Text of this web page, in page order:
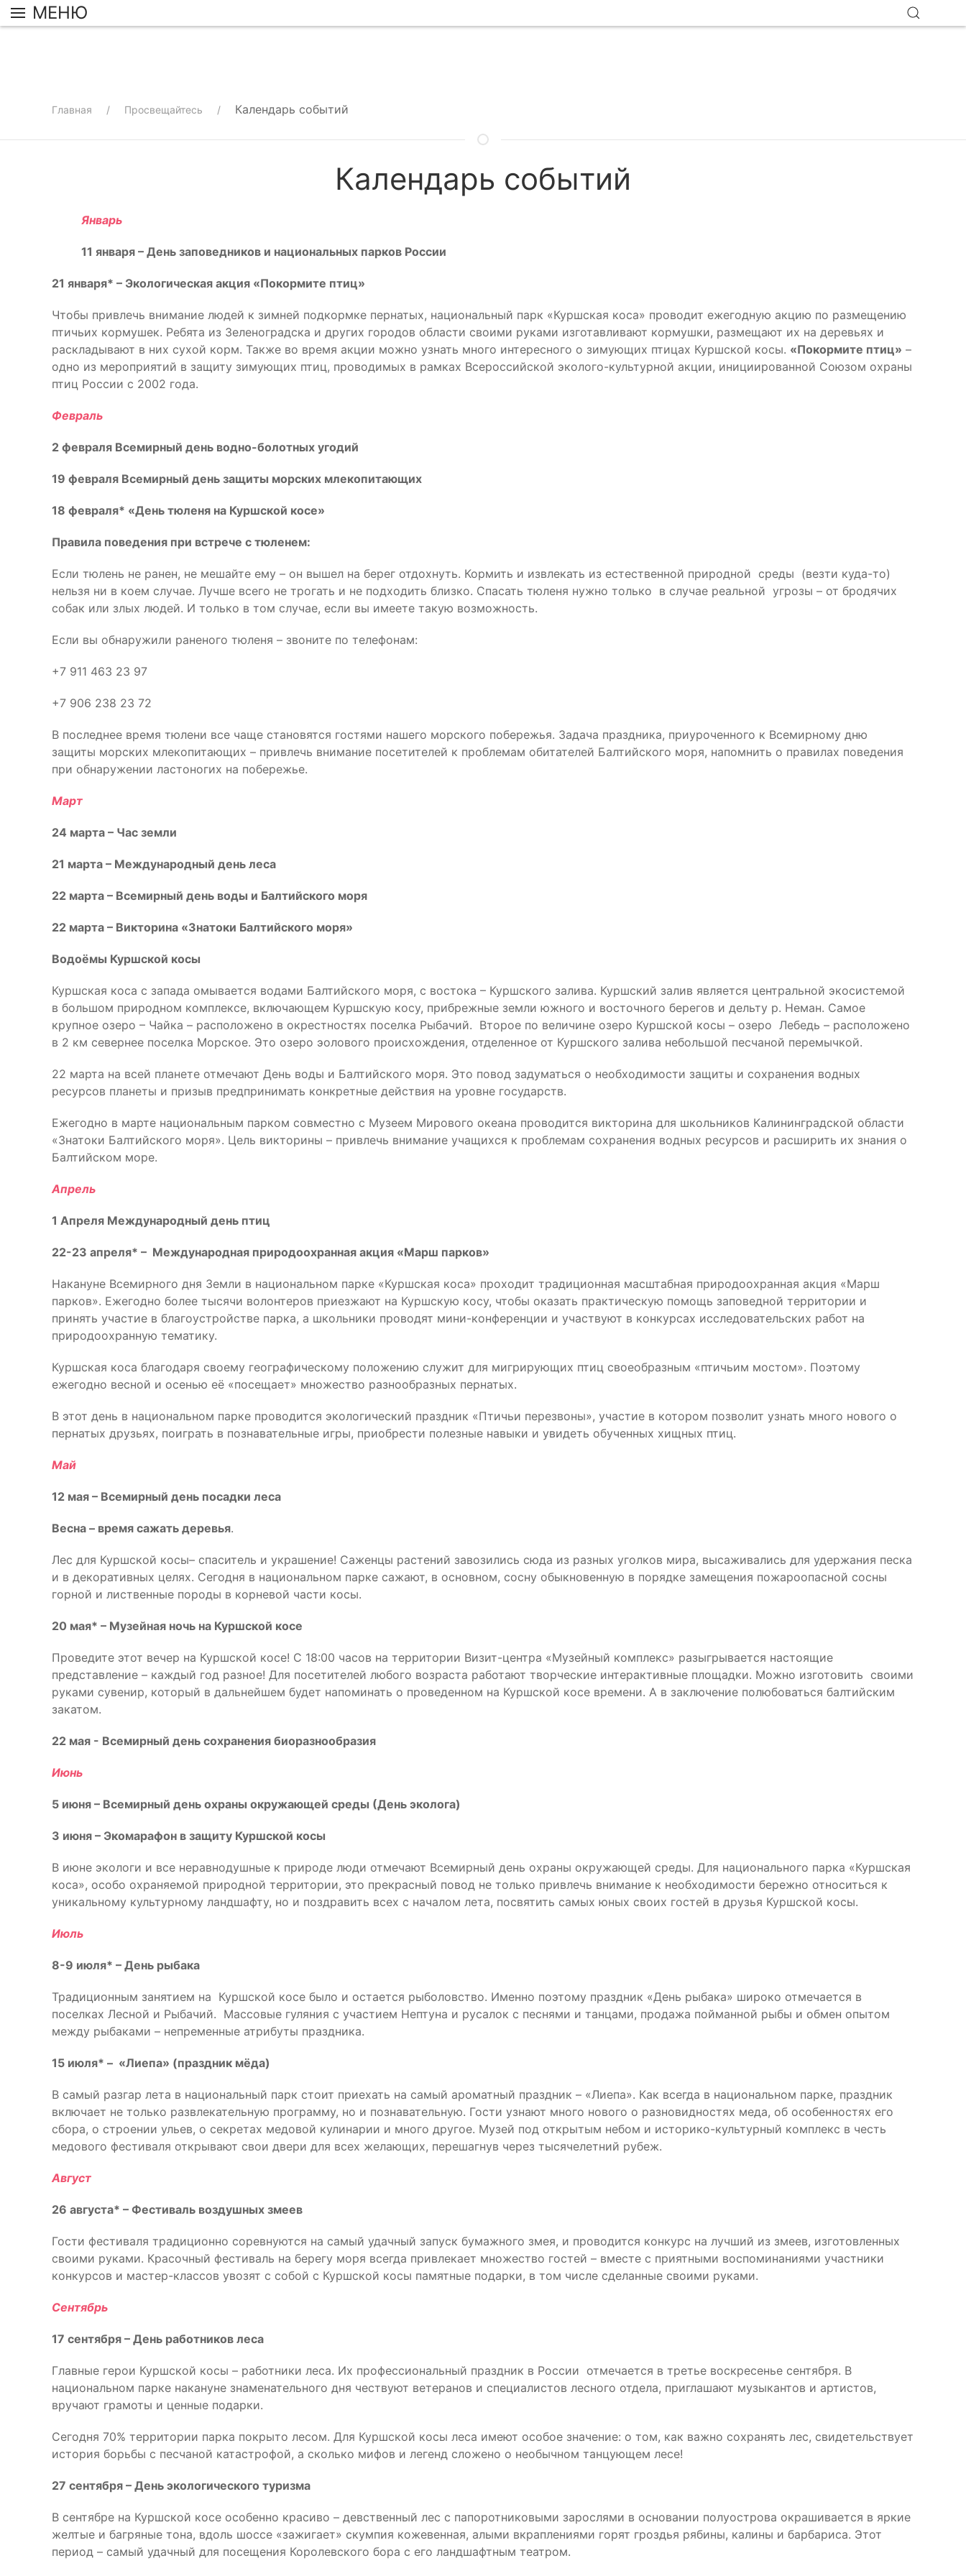
МЕНЮ
Главная Просвещайтесь Календарь событий
Календарь событий
Январь
11 января – День заповедников и национальных парков России
21 января* – Экологическая акция «Покормите птиц»
Чтобы привлечь внимание людей к зимней подкормке пернатых, национальный парк «Куршская коса» проводит ежегодную акцию по размещению
птичьих кормушек. Ребята из Зеленоградска и других городов области своими руками изготавливают кормушки, размещают их на деревьях и
раскладывают в них сухой корм. Также во время акции можно узнать много интересного о зимующих птицах Куршской косы. «Покормите птиц» –
одно из мероприятий в защиту зимующих птиц, проводимых в рамках Всероссийской эколого-культурной акции, инициированной Союзом охраны
птиц России с 2002 года.
Февраль
2 февраля Всемирный день водно-болотных угодий
19 февраля Всемирный день защиты морских млекопитающих
18 февраля* «День тюленя на Куршской косе»
Правила поведения при встрече с тюленем:
Если тюлень не ранен, не мешайте ему – он вышел на берег отдохнуть. Кормить и извлекать из естественной природной среды (везти куда-то)
нельзя ни в коем случае. Лучше всего не трогать и не подходить близко. Спасать тюленя нужно только в случае реальной угрозы – от бродячих
собак или злых людей. И только в том случае, если вы имеете такую возможность.
Если вы обнаружили раненого тюленя – звоните по телефонам:
+7 911 463 23 97
+7 906 238 23 72
В последнее время тюлени все чаще становятся гостями нашего морского побережья. Задача праздника, приуроченного к Всемирному дню
защиты морских млекопитающих – привлечь внимание посетителей к проблемам обитателей Балтийского моря, напомнить о правилах поведения
при обнаружении ластоногих на побережье.
Март
24 марта – Час земли
21 марта – Международный день леса
22 марта – Всемирный день воды и Балтийского моря
22 марта – Викторина «Знатоки Балтийского моря»
Водоёмы Куршской косы
Куршская коса с запада омывается водами Балтийского моря, с востока – Куршского залива. Куршский залив является центральной экосистемой
в большом природном комплексе, включающем Куршскую косу, прибрежные земли южного и восточного берегов и дельту р. Неман. Самое
крупное озеро – Чайка – расположено в окрестностях поселка Рыбачий. Второе по величине озеро Куршской косы – озеро Лебедь – расположено
в 2 км севернее поселка Морское. Это озеро эолового происхождения, отделенное от Куршского залива небольшой песчаной перемычкой.
22 марта на всей планете отмечают День воды и Балтийского моря. Это повод задуматься о необходимости защиты и сохранения водных
ресурсов планеты и призыв предпринимать конкретные действия на уровне государств.
Ежегодно в марте национальным парком совместно с Музеем Мирового океана проводится викторина для школьников Калининградской области
«Знатоки Балтийского моря». Цель викторины – привлечь внимание учащихся к проблемам сохранения водных ресурсов и расширить их знания о
Балтийском море.
Апрель
1 Апреля Международный день птиц
22-23 апреля* – Международная природоохранная акция «Марш парков»
Накануне Всемирного дня Земли в национальном парке «Куршская коса» проходит традиционная масштабная природоохранная акция «Марш
парков». Ежегодно более тысячи волонтеров приезжают на Куршскую косу, чтобы оказать практическую помощь заповедной территории и
принять участие в благоустройстве парка, а школьники проводят мини-конференции и участвуют в конкурсах исследовательских работ на
природоохранную тематику.
Куршская коса благодаря своему географическому положению служит для мигрирующих птиц своеобразным «птичьим мостом». Поэтому
ежегодно весной и осенью её «посещает» множество разнообразных пернатых.
В этот день в национальном парке проводится экологический праздник «Птичьи перезвоны», участие в котором позволит узнать много нового о
пернатых друзьях, поиграть в познавательные игры, приобрести полезные навыки и увидеть обученных хищных птиц.
Май
12 мая – Всемирный день посадки леса
Весна – время сажать деревья.
Лес для Куршской косы– спаситель и украшение! Саженцы растений завозились сюда из разных уголков мира, высаживались для удержания песка
и в декоративных целях. Сегодня в национальном парке сажают, в основном, сосну обыкновенную в порядке замещения пожароопасной сосны
горной и лиственные породы в корневой части косы.
20 мая* – Музейная ночь на Куршской косе
Проведите этот вечер на Куршской косе! C 18:00 часов на территории Визит-центра «Музейный комплекс» разыгрывается настоящие
представление – каждый год разное! Для посетителей любого возраста работают творческие интерактивные площадки. Можно изготовить своими
руками сувенир, который в дальнейшем будет напоминать о проведенном на Куршской косе времени. А в заключение полюбоваться балтийским
закатом.
22 мая - Всемирный день сохранения биоразнообразия
Июнь
5 июня – Всемирный день охраны окружающей среды (День эколога)
3 июня – Экомарафон в защиту Куршской косы
В июне экологи и все неравнодушные к природе люди отмечают Всемирный день охраны окружающей среды. Для национального парка «Куршская
коса», особо охраняемой природной территории, это прекрасный повод не только привлечь внимание к необходимости бережно относиться к
уникальному культурному ландшафту, но и поздравить всех с началом лета, посвятить самых юных своих гостей в друзья Куршской косы.
Июль
8-9 июля* – День рыбака
Традиционным занятием на Куршской косе было и остается рыболовство. Именно поэтому праздник «День рыбака» широко отмечается в
поселках Лесной и Рыбачий. Массовые гуляния с участием Нептуна и русалок с песнями и танцами, продажа пойманной рыбы и обмен опытом
между рыбаками – непременные атрибуты праздника.
15 июля* – «Лиепа» (праздник мёда)
В самый разгар лета в национальный парк стоит приехать на самый ароматный праздник – «Лиепа». Как всегда в национальном парке, праздник
включает не только развлекательную программу, но и познавательную. Гости узнают много нового о разновидностях меда, об особенностях его
сбора, о строении ульев, о секретах медовой кулинарии и много другое. Музей под открытым небом и историко-культурный комплекс в честь
медового фестиваля открывают свои двери для всех желающих, перешагнув через тысячелетний рубеж.
Август
26 августа* – Фестиваль воздушных змеев
Гости фестиваля традиционно соревнуются на самый удачный запуск бумажного змея, и проводится конкурс на лучший из змеев, изготовленных
своими руками. Красочный фестиваль на берегу моря всегда привлекает множество гостей – вместе с приятными воспоминаниями участники
конкурсов и мастер-классов увозят с собой с Куршской косы памятные подарки, в том числе сделанные своими руками.
Сентябрь
17 сентября – День работников леса
Главные герои Куршской косы – работники леса. Их профессиональный праздник в России отмечается в третье воскресенье сентября. В
национальном парке накануне знаменательного дня чествуют ветеранов и специалистов лесного отдела, приглашают музыкантов и артистов,
вручают грамоты и ценные подарки.
Сегодня 70% территории парка покрыто лесом. Для Куршской косы леса имеют особое значение: о том, как важно сохранять лес, свидетельствует
история борьбы с песчаной катастрофой, а сколько мифов и легенд сложено о необычном танцующем лесе!
27 сентября – День экологического туризма
В сентябре на Куршской косе особенно красиво – девственный лес с папоротниковыми зарослями в основании полуострова окрашивается в яркие
желтые и багряные тона, вдоль шоссе «зажигает» скумпия кожевенная, алыми вкраплениями горят гроздья рябины, калины и барбариса. Этот
период – самый удачный для посещения Королевского бора с его ландшафтным театром.